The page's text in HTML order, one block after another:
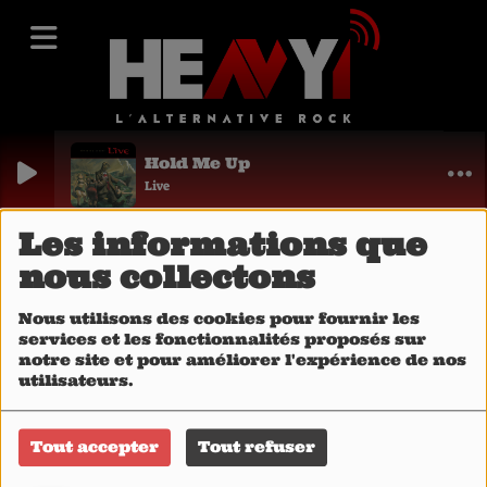
Les informations que
nous collectons
Nous utilisons des cookies pour fournir les
services et les fonctionnalités proposés sur
notre site et pour améliorer l'expérience de nos
utilisateurs.
Tout accepter Tout refuser
Hold Me Up
Live